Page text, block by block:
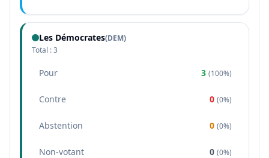
Les Démocrates(DEM)
Total :3
Pour 3 (100%)
Contre 0 (0%)
Abstention 0 (0%)
Non-votant 0 (0%)